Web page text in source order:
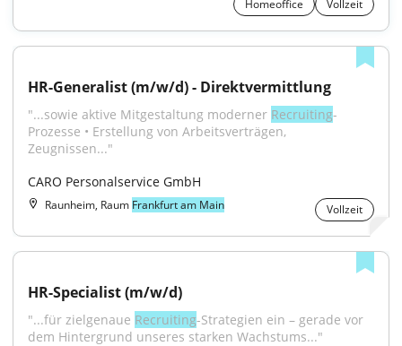
Homeoffice Vollzeit
HR-Generalist (m/w/d) - Direktvermittlung
"...sowie aktive Mitgestaltung moderner Recruiting-
Prozesse • Erstellung von Arbeitsverträgen,
Zeugnissen..."
CARO Personalservice GmbH
Raunheim, Raum Frankfurt am Main Vollzeit
HR-Specialist (m/w/d)
"...für zielgenaue Recruiting-Strategien ein – gerade vor
dem Hintergrund unseres starken Wachstums..."